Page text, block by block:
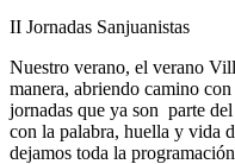
II Jornadas Sanjuanistas
Nuestro verano, el verano
manera, abriendo camino
jornadas que ya son parte
con la palabra, huella y vida
dejamos toda la